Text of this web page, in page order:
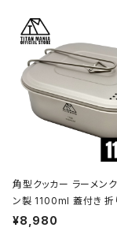
角型クッカー ラーメン
ン製 1100ml 蓋付き 折
ドル付 超軽量 頑丈 直
¥8,980